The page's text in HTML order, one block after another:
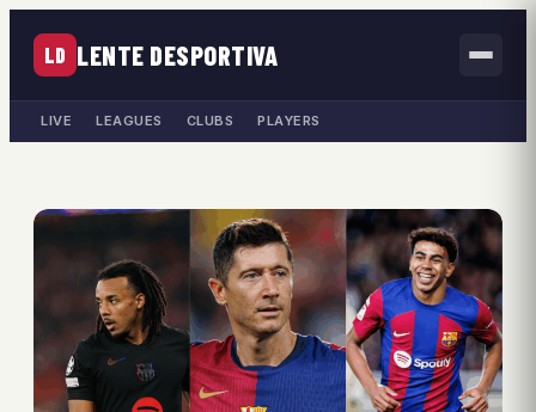
LD LENTE DESPORTIVA
LIVE LEAGUES CLUBS PLAYERS